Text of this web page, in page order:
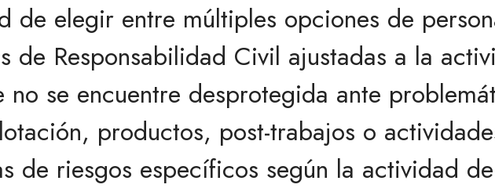
de elegir entre múltiples opciones de
de Responsabilidad Civil ajustadas a la
no se encuentre desprotegida ante
productos, post-trabajos o
de riesgos específicos según la actividad